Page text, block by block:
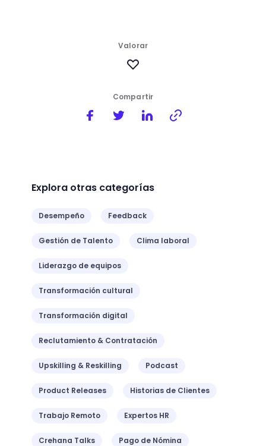
Compartir
Valorar
Explora otras categorías
Desempeño Feedback
Gestión de Talento Clima laboral
Liderazgo de equipos
Transformación cultural
Transformación digital
Reclutamiento & Contratación
Upskilling & Reskilling Podcast
Product Releases Historias de Clientes
Trabajo Remoto Expertos HR
Crehana Talks Pago de Nómina